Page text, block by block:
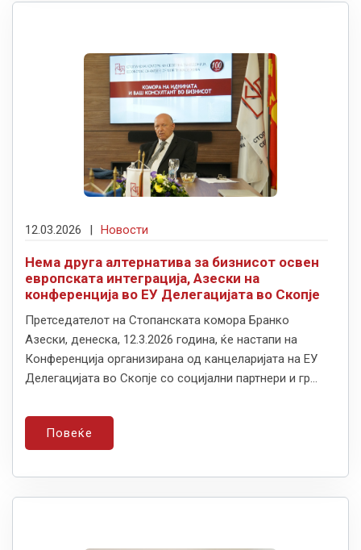
12.03.2026 | Новости
Нема друга алтернатива за бизнисот освен
европската интеграција, Азески на
конференција во ЕУ Делегацијата во Скопје
Претседателот на Стопанската комора Бранко
Азески, денеска, 12.3.2026 година, ќе настапи на
Конференција организирана од канцеларијата на ЕУ
Делегацијата во Скопје со социјални партнери и гр...
Повеќе